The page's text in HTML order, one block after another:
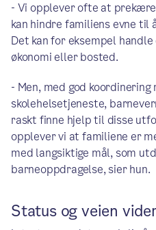
- Vi opplever ofte at
kan hindre familiens evne
Det kan for eksempel
økonomi eller bosted.
- Men, med god
skolehelsetjeneste,
raskt finne hjelp til disse
opplever vi at familiene er
med langsiktige mål, som
barneoppdragelse, sier hun.
Status og veien